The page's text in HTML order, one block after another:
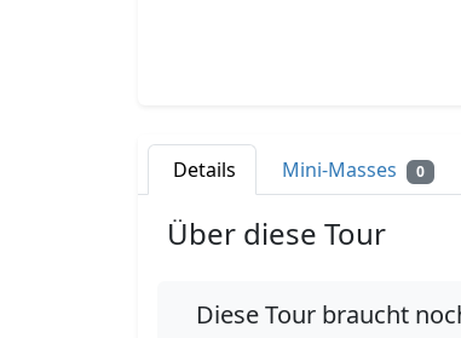
Details Mini-Masses 0
Über diese Tour
Diese Tour braucht